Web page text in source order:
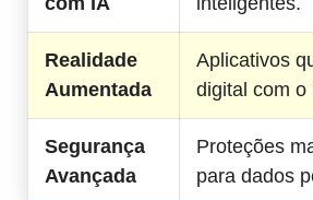
Realidade
Aumentada
Aplicativos
digital com o
Segurança
Avançada
Proteções
para dados